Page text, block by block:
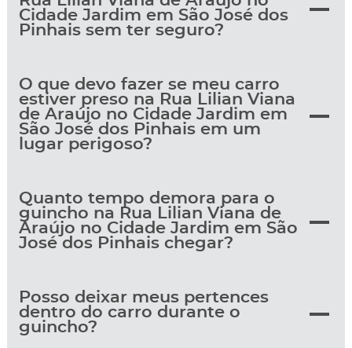
Cidade Jardim em São José dos
Pinhais sem ter seguro?
O que devo fazer se meu carro
estiver preso na Rua Lilian Viana
de Araújo no Cidade Jardim em
São José dos Pinhais em um
lugar perigoso?
Quanto tempo demora para o
guincho na Rua Lilian Viana de
Araújo no Cidade Jardim em São
José dos Pinhais chegar?
Posso deixar meus pertences
dentro do carro durante o
guincho?